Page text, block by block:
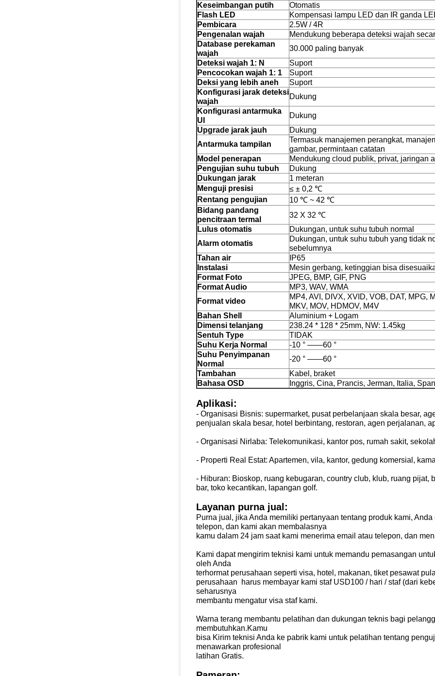
Keseimbangan putih
Otomatis
Flash LED
Kompensasi lampu LED dan IR ganda
Pembicara
2.5W / 4R
Pengenalan wajah
Mendukung beberapa deteksi wajah
Database perekaman
wajah
30.000 paling banyak
Deteksi wajah 1: N
Suport
Pencocokan wajah 1: 1
Suport
Deksi yang lebih aneh
Suport
Konfigurasi jarak deteksi
wajah
Dukung
Konfigurasi antarmuka
UI
Dukung
Upgrade jarak jauh
Dukung
Antarmuka tampilan
Termasuk manajemen perangkat,
gambar, permintaan catatan
Model penerapan
Mendukung cloud publik, privat, jaringan
Pengujian suhu tubuh
Dukung
Dukungan jarak
1 meteran
Menguji presisi
≤ ± 0,2 ℃
Rentang pengujian
10 ℃ ~ 42 ℃
Bidang pandang
pencitraan termal
32 X 32 ℃
Lulus otomatis
Dukungan, untuk suhu tubuh normal
Alarm otomatis
Dukungan, untuk suhu tubuh yang tidak
sebelumnya
Tahan air
IP65
Instalasi
Mesin gerbang, ketinggian bisa
Format Foto
JPEG, BMP, GIF, PNG
Format Audio
MP3, WAV, WMA
Format video
MP4, AVI, DIVX, XVID, VOB, DAT, MPG,
MKV, MOV, HDMOV, M4V
Bahan Shell
Aluminium + Logam
Dimensi telanjang
238.24 * 128 * 25mm, NW: 1.45kg
Sentuh Type
TIDAK
Suhu Kerja Normal
-10 ° ——60 °
Suhu Penyimpanan
Normal
-20 ° ——60 °
Tambahan
Kabel, braket
Bahasa OSD
Inggris, Cina, Prancis, Jerman, Italia,
Aplikasi:
- Organisasi Bisnis: supermarket, pusat perbelanjaan skala besar,
penjualan skala besar, hotel berbintang, restoran, agen perjalanan,
- Organisasi Nirlaba: Telekomunikasi, kantor pos, rumah sakit,
- Properti Real Estat: Apartemen, vila, kantor, gedung komersial,
- Hiburan: Bioskop, ruang kebugaran, country club, klub, ruang pijat,
bar, toko kecantikan, lapangan golf.
Layanan purna jual:
Purna jual, jika Anda memiliki pertanyaan tentang produk kami,
telepon, dan kami akan membalasnya
kamu dalam 24 jam saat kami menerima email atau telepon, dan
Kami dapat mengirim teknisi kami untuk memandu pemasangan
oleh Anda
terhormat perusahaan seperti visa, hotel, makanan, tiket pesawat
perusahaan
harus membayar kami staf USD100 / hari / staf (dari
seharusnya
membantu mengatur visa staf kami.
Warna terang membantu pelatihan dan dukungan teknis bagi
membutuhkan.Kamu
bisa Kirim teknisi Anda ke pabrik kami untuk pelatihan tentang
menawarkan profesional
latihan Gratis.